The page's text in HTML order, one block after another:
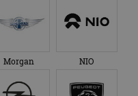
Morgan NIO